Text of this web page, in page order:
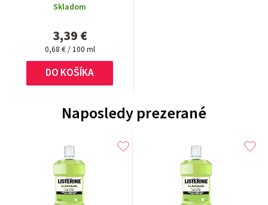
Skladom
3,39 €
Jednotková
cena:
0,68 € / 100 ml
DO KOŠÍKA
Naposledy prezerané